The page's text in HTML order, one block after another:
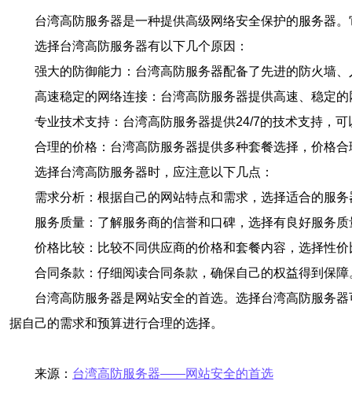
台湾高防服务器是一种提供高级网络安全保护的服务器
选择台湾高防服务器有以下几个原因：
强大的防御能力：台湾高防服务器配备了先进的防火墙
高速稳定的网络连接：台湾高防服务器提供高速、稳定
专业技术支持：台湾高防服务器提供24/7的技术支持，
合理的价格：台湾高防服务器提供多种套餐选择，价格
选择台湾高防服务器时，应注意以下几点：
需求分析：根据自己的网站特点和需求，选择适合的服
服务质量：了解服务商的信誉和口碑，选择有良好服务
价格比较：比较不同供应商的价格和套餐内容，选择性
合同条款：仔细阅读合同条款，确保自己的权益得到保障
台湾高防服务器是网站安全的首选。选择台湾高防服务
据自己的需求和预算进行合理的选择。
来源： 台湾高防服务器——网站安全的首选